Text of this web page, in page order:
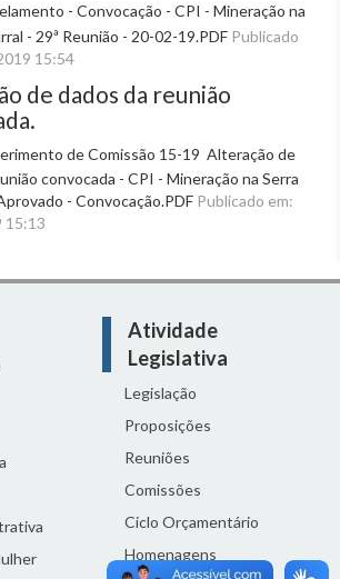
- Convocação - CPI - Mineração na
- 29ª Reunião - 20-02-19.PDF Publicado
15:54
de dados da reunião
de Comissão 15-19  Alteração de
convocada - CPI - Mineração na Serra
- Convocação.PDF Publicado em:
15:13
Atividade
Legislativa
Legislação
Proposições
Reuniões
Comissões
Ciclo Orçamentário
Homenagens